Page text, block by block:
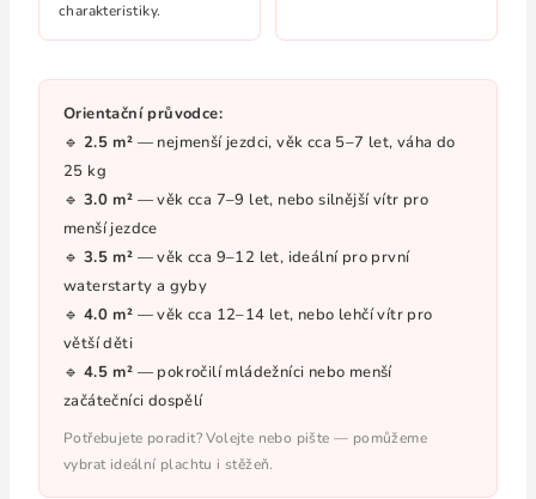
charakteristiky.
Orientační průvodce:
🔹 2.5 m² — nejmenší jezdci, věk cca 5–7 let, váha do
25 kg
🔹 3.0 m² — věk cca 7–9 let, nebo silnější vítr pro
menší jezdce
🔹 3.5 m² — věk cca 9–12 let, ideální pro první
waterstarty a gyby
🔹 4.0 m² — věk cca 12–14 let, nebo lehčí vítr pro
větší děti
🔹 4.5 m² — pokročilí mládežníci nebo menší
začátečníci dospělí
Potřebujete poradit? Volejte nebo pište — pomůžeme
vybrat ideální plachtu i stěžeň.